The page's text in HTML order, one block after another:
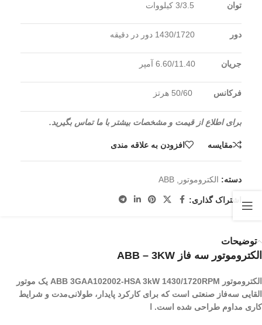
توان
دور
جریان
فرکانس
برای اطلاع از قیمت و مشخصات بیشتر با ما تماس بگیرید.
مقايسه افزودن به علاقه مندی
دسته: الکتروموتور ABB
اشتراک گذاری:
توضیحات
الکتروموتور سه فاز ABB – 3KW
الکتروموتور ABB 3GAA102002-HSA 3kW 1430/1720RPM یک موتور
القایی سه‌فاز صنعتی است که برای کارکرد پایدار، طولانی‌مدت و شرایط
کاری مداوم طراحی شده است. ا